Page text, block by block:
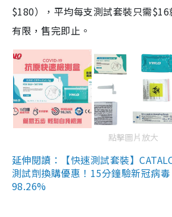
$180），平均每支測試套裝只需
有限，售完即止。
點擊圖片放大
延伸閱讀：【快速測試套裝】
測試劑換購優惠！15分鐘驗新冠病
98.26%